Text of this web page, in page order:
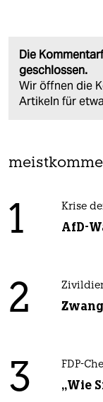
Die
geschlossen.
Wir öffnen die
Artikeln für
1 Krise
AfD-
2
3 FDP-
„Wie